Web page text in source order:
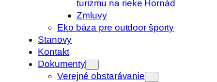
turizmu na rieke Hornád
Zmluvy
Eko báza pre outdoor športy
Stanovy
Kontakt
Dokumenty
Verejné obstarávanie